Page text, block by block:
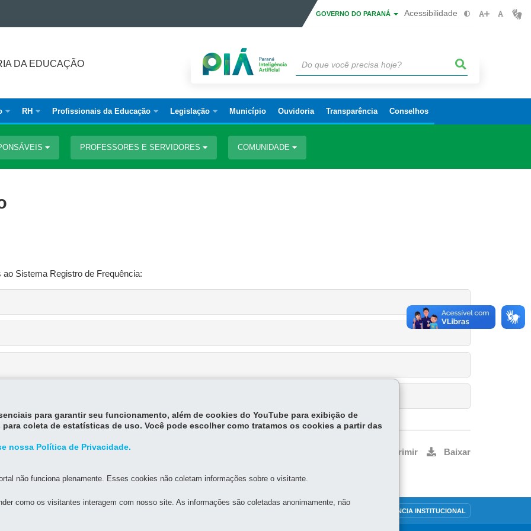
GOVERNO DO PARANÁ Acessibilidade
DA EDUCAÇÃO
RH Profissionais da Educação Legislação Município Ouvidoria Transparência Conselhos
PROFESSORES E SERVIDORES COMUNIDADE
Sistema Registro de Frequência:
Imprimir Baixar
TRANSPARÊNCIA INSTITUCIONAL
para garantir seu funcionamento, além de cookies do YouTube para exibição de
coleta de estatísticas de uso. Você pode escolher como tratamos os cookies a partir das
nossa Política de Privacidade.
não funciona plenamente. Esses cookies não coletam informações sobre o visitante.
como os visitantes interagem com nosso site. As informações são coletadas anonimamente, não